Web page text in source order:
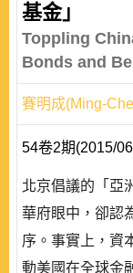
基金」
Toppling
Bonds and
賽明成(Ming-
54卷2期(2015/
北京倡議的「亞
華府眼中，卻認
序。事實上，資
動美國在全球金